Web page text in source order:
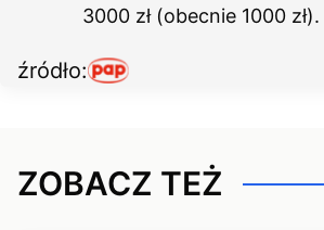
3000 zł (obecnie 1000 zł).
źródło:
ZOBACZ TEŻ